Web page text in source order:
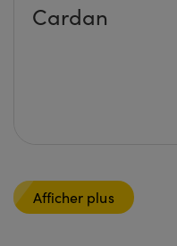
Cardan
Afficher plus